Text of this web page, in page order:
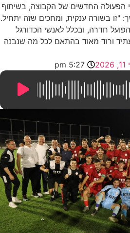
הפעולה החדשים של הקבוצה, בשיתוף
"זו בשורה ענקית, ומחכים שזה יתחיל.
חדרה, ובכלל לאנשי הכדורגל
ורוד מאוד בהתאם לכל מה שנבנה
5:27 pm